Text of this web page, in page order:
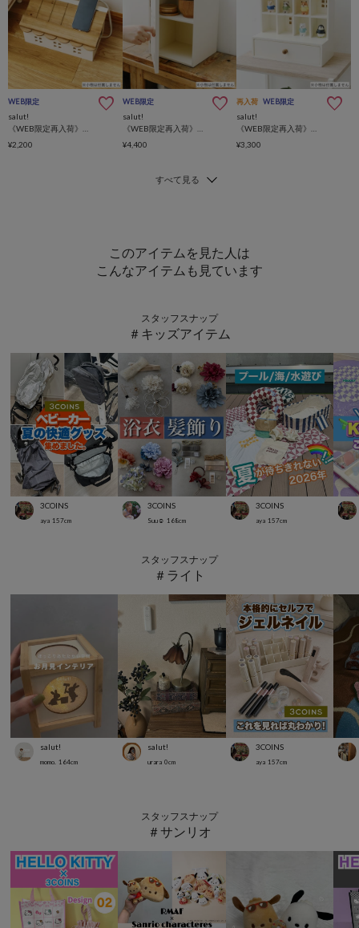
WEB限定
salut!
¥2,200
WEB限定
salut!
¥4,400
再入荷 WEB限定
salut!
¥3,300
このアイテムを見た人は
こんなアイテムも見ています
スタッフスナップ
＃キッズアイテム
3COINS
aya 157cm
3COINS
Suu☺︎ 168cm
3COINS
aya 157cm
スタッフスナップ
＃ライト
salut!
momo. 164cm
salut!
urara 0cm
3COINS
aya 157cm
スタッフスナップ
＃サンリオ